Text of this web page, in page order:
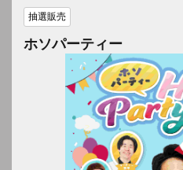
抽選販売
ホソパーティー